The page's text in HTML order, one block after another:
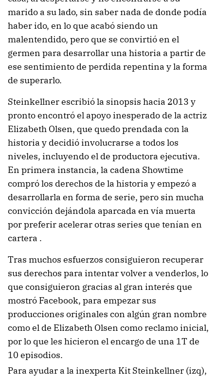
marido a su lado, sin saber nada de donde podía
haber ido, en lo que acabó siendo un
malentendido, pero que se convirtió en el
germen para desarrollar una historia a partir de
ese sentimiento de perdida repentina y la forma
de superarlo.
Steinkellner escribió la sinopsis hacia 2013 y
pronto encontró el apoyo inesperado de la actriz
Elizabeth Olsen, que quedo prendada con la
historia y decidió involucrarse a todos los
niveles, incluyendo el de productora ejecutiva.
En primera instancia, la cadena Showtime
compró los derechos de la historia y empezó a
desarrollarla en forma de serie, pero sin mucha
convicción dejándola aparcada en vía muerta
por preferir acelerar otras series que tenían en
cartera .
Tras muchos esfuerzos consiguieron recuperar
sus derechos para intentar volver a venderlos, lo
que consiguieron gracias al gran interés que
mostró Facebook, para empezar sus
producciones originales con algún gran nombre
como el de Elizabeth Olsen como reclamo inicial,
por lo que les hicieron el encargo de una 1T de
10 episodios.
Para ayudar a la inexperta Kit Steinkellner (izq),